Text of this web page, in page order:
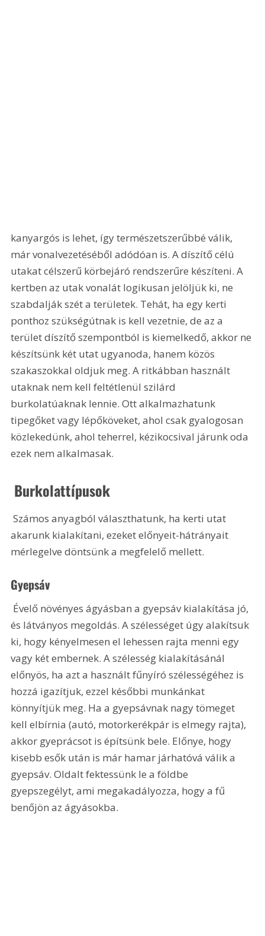
kanyargós is lehet, így természetszerűbbé válik,
már vonalvezetéséből adódóan is. A díszítő célú
utakat célszerű körbejáró rendszerűre készíteni. A
kertben az utak vonalát logikusan jelöljük ki, ne
szabdalják szét a területek. Tehát, ha egy kerti
ponthoz szükségútnak is kell vezetnie, de az a
terület díszítő szempontból is kiemelkedő, akkor ne
készítsünk két utat ugyanoda, hanem közös
szakaszokkal oldjuk meg. A ritkábban használt
utaknak nem kell feltétlenül szilárd
burkolatúaknak lennie. Ott alkalmazhatunk
tipegőket vagy lépőköveket, ahol csak gyalogosan
közlekedünk, ahol teherrel, kézikocsival járunk oda
ezek nem alkalmasak.
Burkolattípusok
Számos anyagból választhatunk, ha kerti utat
akarunk kialakítani, ezeket előnyeit-hátrányait
mérlegelve döntsünk a megfelelő mellett.
Gyepsáv
és látványos megoldás. A szélességet úgy alakítsuk
ki, hogy kényelmesen el lehessen rajta menni egy
vagy két embernek. A szélesség kialakításánál
előnyös, ha azt a használt fűnyíró szélességéhez is
hozzá igazítjuk, ezzel későbbi munkánkat
könnyítjük meg. Ha a gyepsávnak nagy tömeget
kell elbírnia (autó, motorkerékpár is elmegy rajta),
akkor gyeprácsot is építsünk bele. Előnye, hogy
kisebb esők után is már hamar járhatóvá válik a
gyepsáv. Oldalt fektessünk le a földbe
gyepszegélyt, ami megakadályozza, hogy a fű
benőjön az ágyásokba.